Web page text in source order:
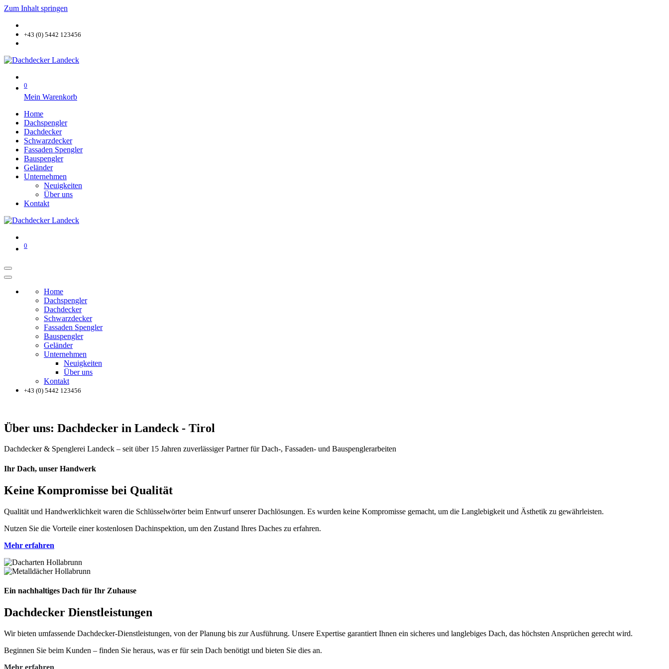
Zum Inhalt springen
+43 (0) 5442 123456
0
Mein Warenkorb
Home
Dachspengler
Dachdecker
Schwarzdecker
Fassaden Spengler
Bauspengler
Geländer
Unternehmen
Neuigkeiten
Über uns
Kontakt
0
Home
Dachspengler
Dachdecker
Schwarzdecker
Fassaden Spengler
Bauspengler
Geländer
Unternehmen
Neuigkeiten
Über uns
Kontakt
+43 (0) 5442 123456
Über uns: Dachdecker in Landeck - Tirol
Dachdecker & Spenglerei Landeck – seit über 15 Jahren zuverlässiger Partner für Dach-, Fassaden- und Bauspenglerarbeiten
Ihr Dach, unser Handwerk
Keine Kompromisse bei Qualität
Qualität und Handwerklichkeit waren die Schlüsselwörter beim Entwurf unserer Dachlösungen. Es wurden keine Kompromisse gemacht, um die Langlebigkeit und Ästhetik zu gewährleisten.
Nutzen Sie die Vorteile einer kostenlosen Dachinspektion, um den Zustand Ihres Daches zu erfahren.
Mehr erfahren
Ein nachhaltiges Dach für Ihr Zuhause
Dachdecker Dienstleistungen
Wir bieten umfassende Dachdecker-Dienstleistungen, von der Planung bis zur Ausführung. Unsere Expertise garantiert Ihnen ein sicheres und langlebiges Dach, das höchsten Ansprüchen gerecht wird.
Beginnen Sie beim Kunden – finden Sie heraus, was er für sein Dach benötigt und bieten Sie dies an.